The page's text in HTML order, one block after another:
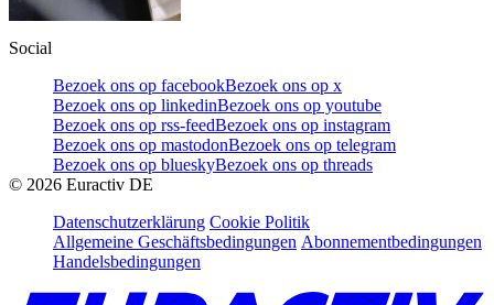
Social
Bezoek ons op facebookBezoek ons op x
Bezoek ons op linkedinBezoek ons op youtube
Bezoek ons op rss-feedBezoek ons op instagram
Bezoek ons op mastodonBezoek ons op telegram
Bezoek ons op blueskyBezoek ons op threads
© 2026 Euractiv DE
Datenschutzerklärung Cookie Politik
Allgemeine Geschäftsbedingungen Abonnementbedingungen
Handelsbedingungen